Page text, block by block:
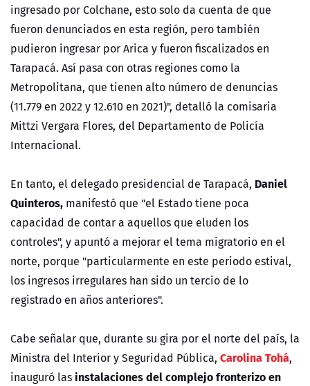
ingresado por Colchane, esto solo da cuenta de que
fueron denunciados en esta región, pero también
pudieron ingresar por Arica y fueron fiscalizados en
Tarapacá. Así pasa con otras regiones como la
Metropolitana, que tienen alto número de denuncias
(11.779 en 2022 y 12.610 en 2021)", detalló la comisaria
Mittzi Vergara Flores, del Departamento de Policía
Internacional.
En tanto, el delegado presidencial de Tarapacá, Daniel
Quinteros, manifestó que "el Estado tiene poca
capacidad de contar a aquellos que eluden los
controles", y apuntó a mejorar el tema migratorio en el
norte, porque "particularmente en este periodo estival,
los ingresos irregulares han sido un tercio de lo
registrado en años anteriores".
Cabe señalar que, durante su gira por el norte del país, la
Ministra del Interior y Seguridad Pública, Carolina Tohá,
inauguró lasinstalaciones del complejo fronterizo en